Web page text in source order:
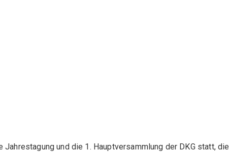
und die 1. Hauptversammlung der DKG statt, die